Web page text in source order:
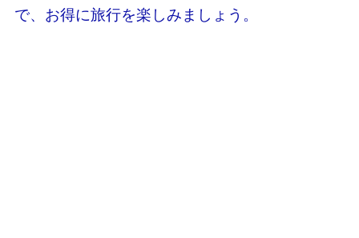
で、お得に旅行を楽しみましょう。